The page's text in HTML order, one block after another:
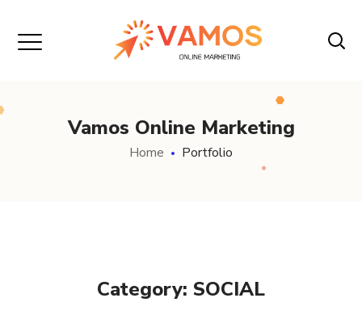
Vamos Online Marketing
Home Portfolio
Category: SOCIAL